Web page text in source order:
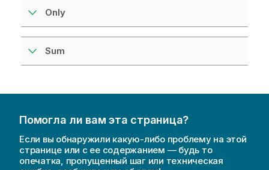
Only
Sum
Помогла ли вам эта страница?
Если вы обнаружили какую-либо проблему на этой
странице или с ее содержанием — будь то
опечатка, пропущенный шаг или техническая